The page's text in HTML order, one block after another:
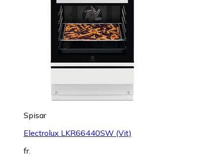
Spisar
Electrolux LKR66440SW (Vit)
fr.